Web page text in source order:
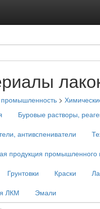
>
Буровые растворы,
антивспениватели
продукция промышленного
Грунтовки Краски
ЛКМ
Эмали